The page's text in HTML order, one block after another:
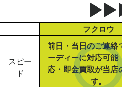
フクロウ
スピー
ド
前日・当日のご連絡
ーディーに対応可能
応・即金買取が当店
す。